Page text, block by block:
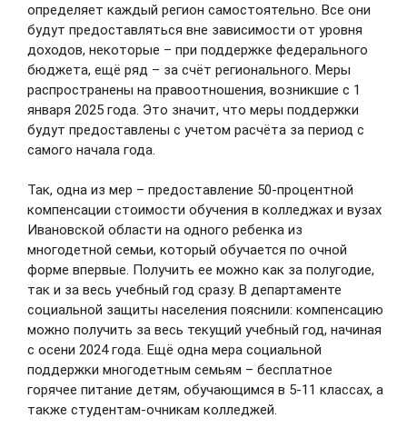
В Департаменте здравоохранения
Ивановской области изменён
порядок личного приема граждан по
вопросам льготного
лекарственного обеспечения
Теперь приём осуществляется по
предварительной записи через единый номер 122.
организовать работу с обращениями жителей и
сократить время ожидания.
06.08.2026
В Ивановском областном
онкологическом диспансере
успешно провели лечение пациента
после сложной
кардиохирургической операции
В ОБУЗ «Ивановский областной онкологический
определяет каждый регион самостоятельно. Все они
будут предоставляться вне зависимости от уровня
доходов, некоторые – при поддержке федерального
бюджета, ещё ряд – за счёт регионального. Меры
распространены на правоотношения, возникшие с 1
января 2025 года. Это значит, что меры поддержки
будут предоставлены с учетом расчёта за период с
самого начала года.
Так, одна из мер – предоставление 50-процентной
компенсации стоимости обучения в колледжах и вузах
Ивановской области на одного ребенка из
многодетной семьи, который обучается по очной
форме впервые. Получить ее можно как за полугодие,
так и за весь учебный год сразу. В департаменте
социальной защиты населения пояснили: компенсацию
можно получить за весь текущий учебный год, начиная
с осени 2024 года. Ещё одна мера социальной
поддержки многодетным семьям – бесплатное
горячее питание детям, обучающимся в 5-11 классах, а
также студентам-очникам колледжей.